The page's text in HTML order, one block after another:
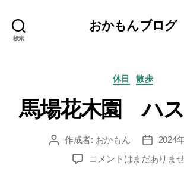
検索
おかもんブログ
カ
リ
休日 散歩
馬場花木園 ハス
投 作成者: おかもん
投
稿
日
2024
馬
コメントはまだありま